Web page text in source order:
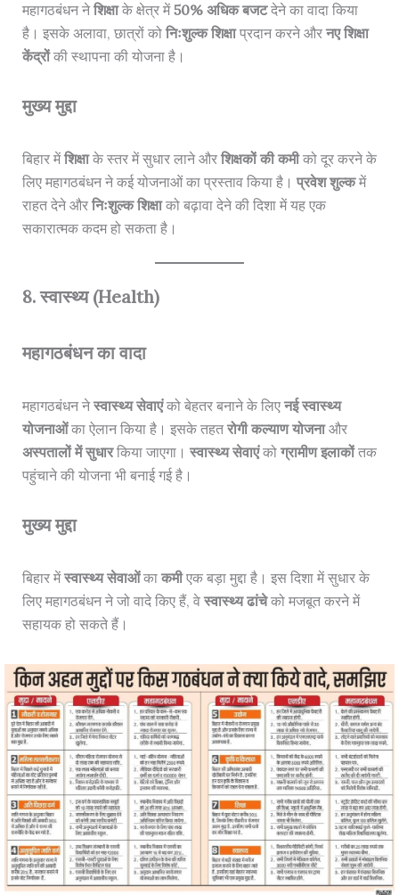
महागठबंधन नेशिक्षाके क्षेत्र में50% अधिक बजटदेने का वादा किया
है। इसके अलावा, छात्रों को निःशुल्क शिक्षाप्रदान करने और नए शिक्षा
केंद्रोंकी स्थापना की योजना है।
मुख्य मुद्दा
बिहार मेंशिक्षाके स्तर में सुधार लाने और शिक्षकों की कमीको दूर करने के
लिए महागठबंधन ने कई योजनाओं का प्रस्ताव किया है। प्रवेश शुल्कमें
राहत देने और निःशुल्क शिक्षाको बढ़ावा देने की दिशा में यह एक
सकारात्मक कदम हो सकता है।
8. स्वास्थ्य (Health)
महागठबंधन का वादा
महागठबंधन नेस्वास्थ्य सेवाएंको बेहतर बनाने के लिए नई स्वास्थ्य
योजनाओंका ऐलान किया है। इसके तहत रोगी कल्याण योजनाऔर
अस्पतालों में सुधारकिया जाएगा। स्वास्थ्य सेवाएंको ग्रामीण इलाकोंतक
पहुंचाने की योजना भी बनाई गई है।
मुख्य मुद्दा
बिहार मेंस्वास्थ्य सेवाओंका कमीएक बड़ा मुद्दा है। इस दिशा में सुधार के
लिए महागठबंधन ने जो वादे किए हैं, वे स्वास्थ्य ढांचेको मजबूत करने में
सहायक हो सकते हैं।